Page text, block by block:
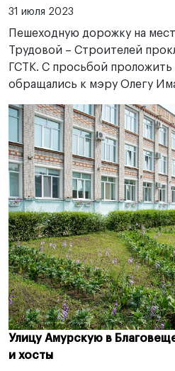
31 июля 2023
Пешеходную дорожку на
Трудовой – Строителей
ГСТК. С просьбой проложить
обращались к мэру Олегу
Улицу Амурскую в
и хосты